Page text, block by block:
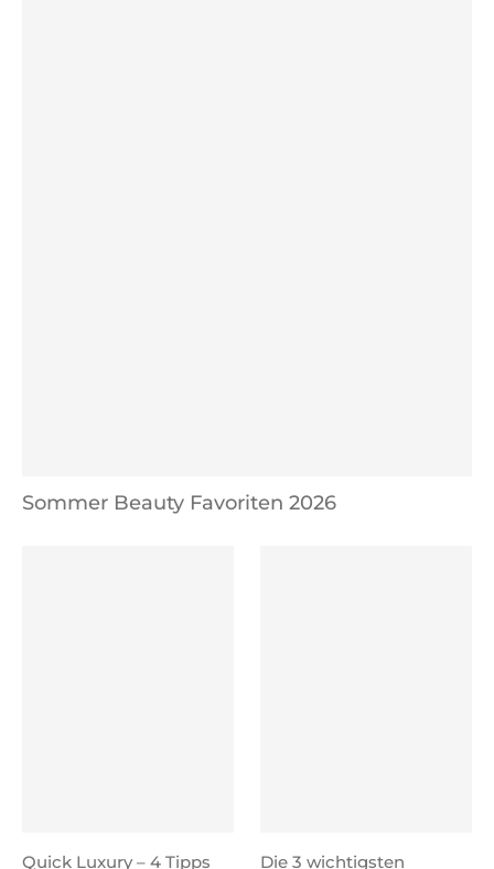
Sommer Beauty Favoriten 2026
Quick Luxury – 4 Tipps Die 3 wichtigsten